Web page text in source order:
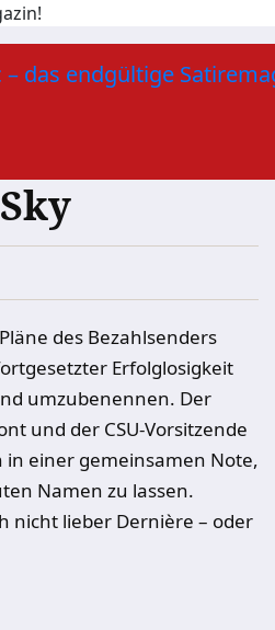
des Bezahlsenders
Erfolglosigkeit
umzubenennen. Der
und der CSU-Vorsitzende
in einer gemeinsamen Note,
Namen zu lassen.
nicht lieber Dernière – oder